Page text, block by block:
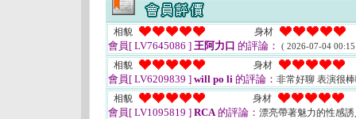
相貌 身材
會員[ LV7645086 ] 王阿力口 的評論： ( 2026-07-04
相貌 身材
會員[ LV6209839 ] will po li 的評論： 非常好聊 表演很
相貌
身材
會員[ LV1095819 ] RCA的評論： 漂亮帶著魅力的性感